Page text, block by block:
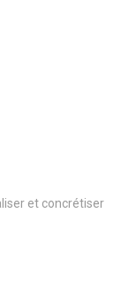
et concrétiser